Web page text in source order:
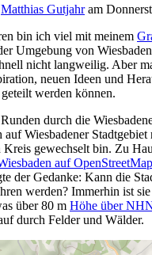
Matthias Gutjahram
bin ich viel mit meinem
Umgebung von
nicht langweilig. Aber
neuen Ideen und
werden können.
durch die
Wiesbadener Stadtgebiet
Kreis gewechselt bin. Zu
auf OpenStreetMap
der Gedanke: Kann die
werden? Immerhin ist sie
über 80 m Höhe über
durch Felder und Wälder.